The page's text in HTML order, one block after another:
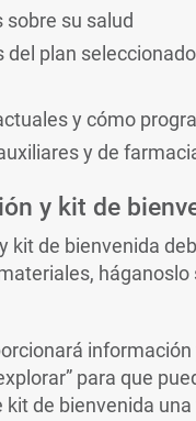
sobre su salud
del plan seleccionado
y cómo
y de
y kit de
kit de bienvenida
explorar” para que
de bienvenida una